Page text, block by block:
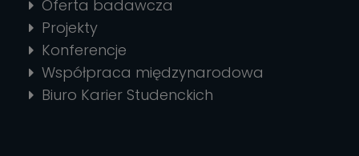
Oferta badawcza
Projekty
Konferencje
Współpraca międzynarodowa
Biuro Karier Studenckich